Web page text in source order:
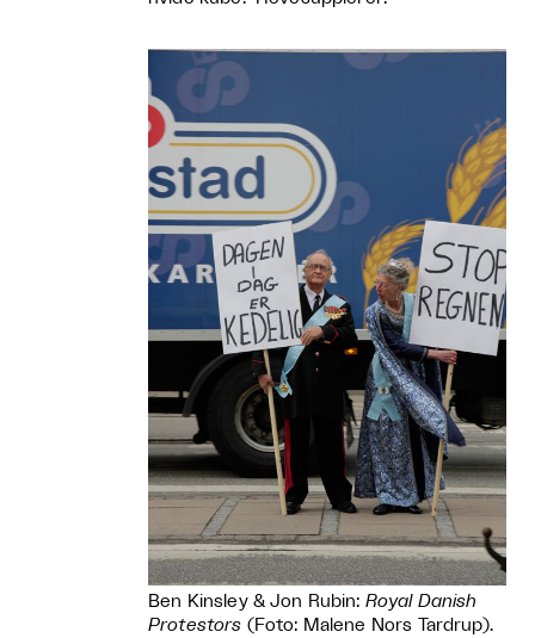
Ben Kinsley & Jon Rubin: Royal Danish
Protestors (Foto: Malene Nors Tardrup).